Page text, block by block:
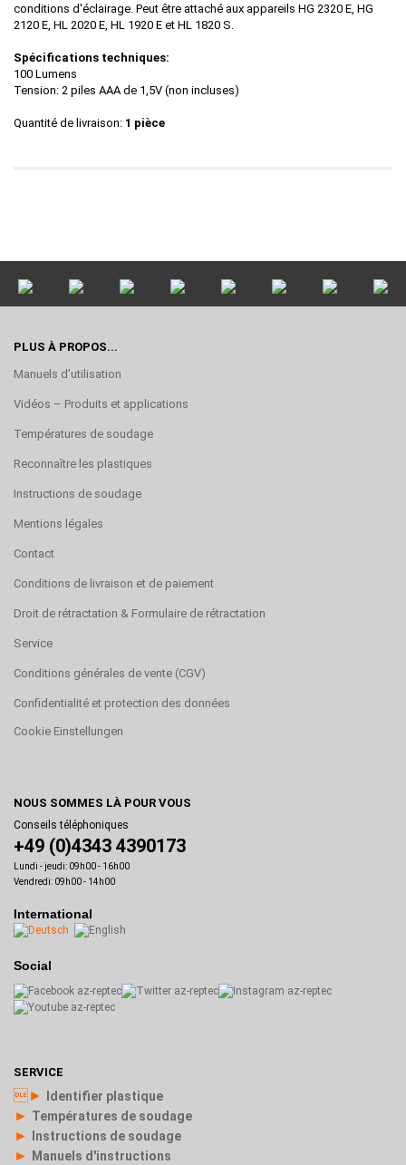
conditions d'éclairage. Peut être attaché aux appareils HG 2320 E, HG
2120 E, HL 2020 E, HL 1920 E et HL 1820 S.
Spécifications techniques:
100 Lumens
Tension: 2 piles AAA de 1,5V (non incluses)
Quantité de livraison: 1 pièce
PLUS À PROPOS...
Manuels d’utilisation
Vidéos – Produits et applications
Températures de soudage
Reconnaître les plastiques
Instructions de soudage
Mentions légales
Contact
Conditions de livraison et de paiement
Droit de rétractation & Formulaire de rétractation
Service
Conditions générales de vente (CGV)
Confidentialité et protection des données
Cookie Einstellungen
NOUS SOMMES LÀ POUR VOUS
Conseils téléphoniques
+49 (0)4343 4390173
Lundi - jeudi: 09h00 - 16h00
Vendredi: 09h00 - 14h00
International
Social
SERVICE
► Identifier plastique
► Températures de soudage
► Instructions de soudage
► Manuels d'instructions